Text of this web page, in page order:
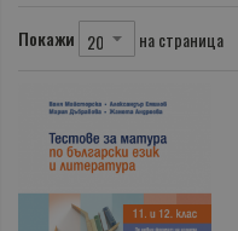
Покажи на страница